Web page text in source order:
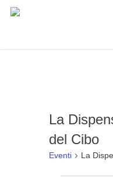
Skip
La
del Cibo
Eventi La